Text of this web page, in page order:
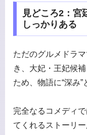
見どころ2：宮
しっかりある
ただのグルメドラ
き、大妃・王妃候
ため、物語に“深み”
完全なるコメディ
てくれるストーリ